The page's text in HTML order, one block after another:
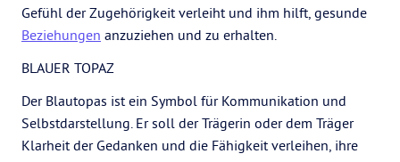
Gefühl der Zugehörigkeit verleiht und ihm hilft, gesunde
Beziehungen anzuziehen und zu erhalten.
BLAUER TOPAZ
Der Blautopas ist ein Symbol für Kommunikation und
Selbstdarstellung. Er soll der Trägerin oder dem Träger
Klarheit der Gedanken und die Fähigkeit verleihen, ihre